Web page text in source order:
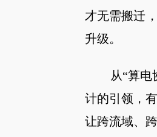
才无需搬迁
升级。
从“算电协
计的引领，
让跨流域、